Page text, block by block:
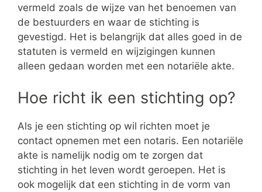
vermeld zoals de wijze van het benoemen van
de bestuurders en waar de stichting is
gevestigd. Het is belangrijk dat alles goed in de
statuten is vermeld en wijzigingen kunnen
alleen gedaan worden met een notariële akte.
Hoe richt ik een stichting op?
Als je een stichting op wil richten moet je
contact opnemen met een notaris. Een notariële
akte is namelijk nodig om te zorgen dat
stichting in het leven wordt geroepen. Het is
ook mogelijk dat een stichting in de vorm van